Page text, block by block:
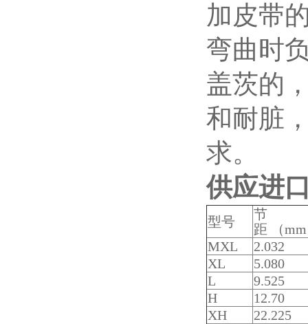
加皮带
弯曲时
盖茨的
和耐脏
求。
供应进
型号
节
距 （
MXL
2.032
XL
5.080
L
9.525
H
12.70
XH
22.225